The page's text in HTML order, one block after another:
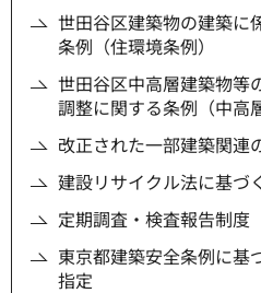
世田谷区建築物の建築に
条例（住環境条例）
世田谷区中高層建築物等
調整に関する条例（中高
改正された一部建築関連
建設リサイクル法に基づ
定期調査・検査報告制度
東京都建築安全条例に基
指定